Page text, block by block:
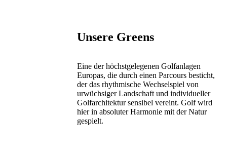
Unsere Greens
Eine der höchstgelegenen Golfanlagen
Europas, die durch einen Parcours besticht,
der das rhythmische Wechselspiel von
urwüchsiger Landschaft und individueller
Golfarchitektur sensibel vereint. Golf wird
hier in absoluter Harmonie mit der Natur
gespielt.